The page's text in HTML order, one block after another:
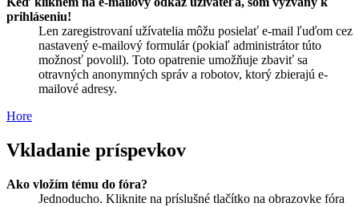
prihláseniu!
Len zaregistrovaní užívatelia môžu posielať e-mail ľuďom cez
nastavený e-mailový formulár (pokiaľ administrátor túto
možnosť povolil). Toto opatrenie umožňuje zbaviť sa
otravných anonymných správ a robotov, ktorý zbierajú e-
mailové adresy.
Hore
Vkladanie príspevkov
Ako vložím tému do fóra?
Jednoducho. Kliknite na príslušné tlačítko na obrazovke fóra